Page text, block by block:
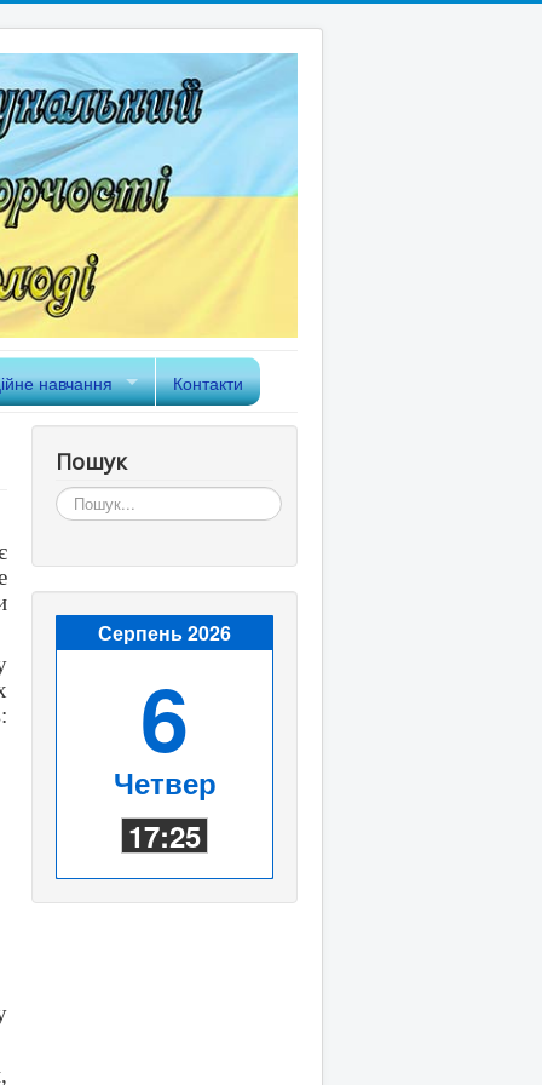
навчання Контакти
Пошук
Пошук...
Серпень 2026
6
Четвер
17:25